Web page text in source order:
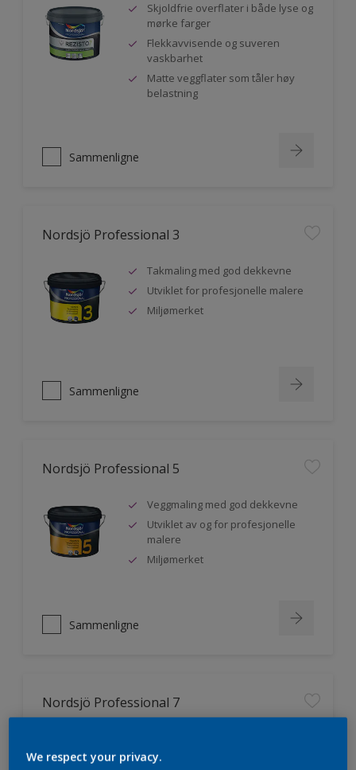
Skjoldfrie overflater i både lyse og
mørke farger
Flekkavvisende og suveren
vaskbarhet
Matte veggflater som tåler høy
belastning
Sammenligne
Nordsjö Professional 3
Takmaling med god dekkevne
Utviklet for profesjonelle malere
Miljømerket
Sammenligne
Nordsjö Professional 5
Veggmaling med god dekkevne
Utviklet av og for profesjonelle
malere
Miljømerket
Sammenligne
Nordsjö Professional 7
Lett å påføre og fordele
We respect your privacy.